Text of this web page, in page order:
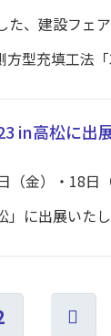
、建設フェ
型充填工法
in高松に出
（金）・18日
」に出展いた